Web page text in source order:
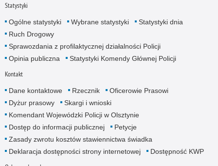
Statystyki
Ogólne statystyki Wybrane statystyki
Statystyki dnia
Ruch Drogowy
Sprawozdania z profilaktycznej działalności Policji
Opinia publiczna
Statystyki Komendy Głównej Policji
Kontakt
Dane kontaktowe Rzecznik
Oficerowie Prasowi
Dyżur prasowy
Skargi i wnioski
Komendant Wojewódzki Policji w Olsztynie
Dostęp do informacji publicznej
Petycje
Zasady zwrotu kosztów stawiennictwa świadka
Deklaracja dostępności strony internetowej
Dostępność KWP